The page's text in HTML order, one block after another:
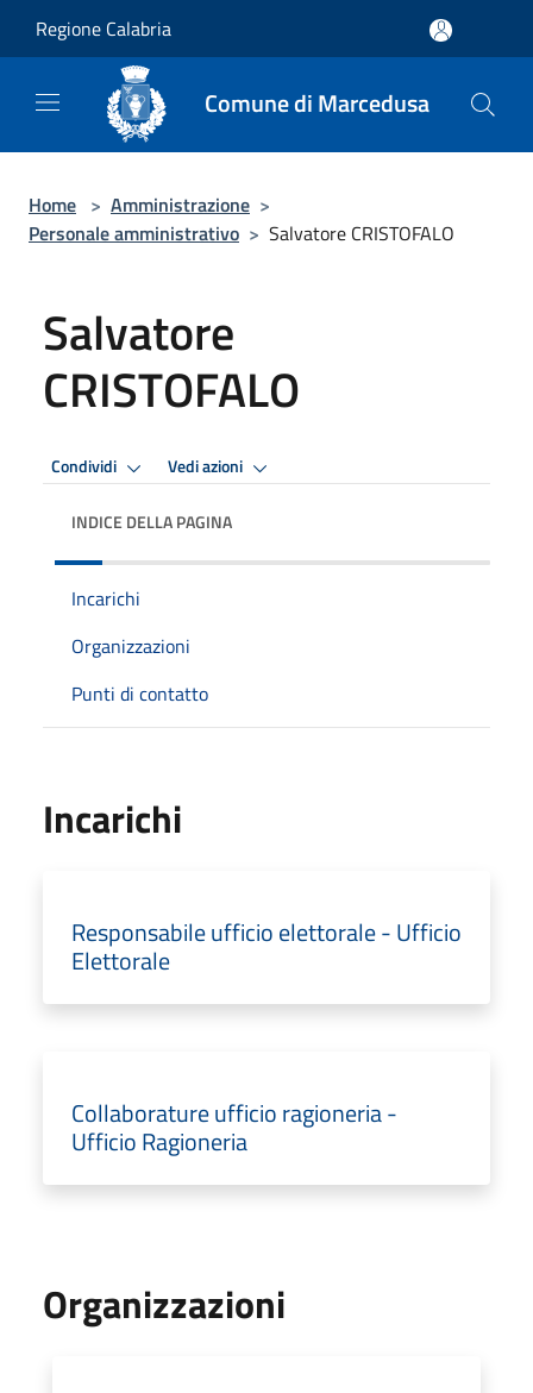
Regione Calabria
Comune di Marcedusa
Home > Amministrazione >
Personale amministrativo > Salvatore CRISTOFALO
Salvatore
CRISTOFALO
Condividi Vedi azioni
INDICE DELLA PAGINA
Incarichi
Organizzazioni
Punti di contatto
Incarichi
Responsabile ufficio elettorale - Ufficio
Elettorale
Collaborature ufficio ragioneria -
Ufficio Ragioneria
Organizzazioni